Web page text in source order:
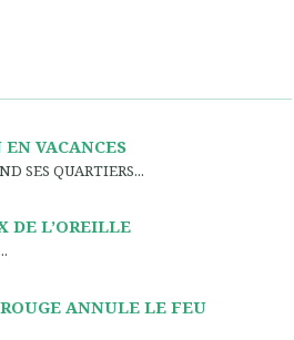
VACANCES
SES QUARTIERS...
DE L’OREILLE
ANNULE LE FEU